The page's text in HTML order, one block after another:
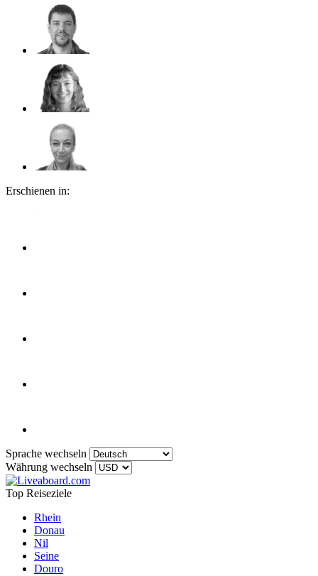
Erschienen in:
Sprache wechseln
Währung wechseln
Top Reiseziele
Rhein
Donau
Nil
Seine
Douro